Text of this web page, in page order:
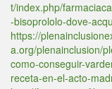
t/index.php/
-bisoprololo-dove-
https://
a.org/plenainclusion/
como-conseguir-
receta-en-el-acto-